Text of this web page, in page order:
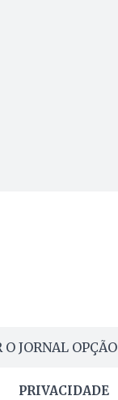
JORNAL OPÇÃO
PRIVACIDADE